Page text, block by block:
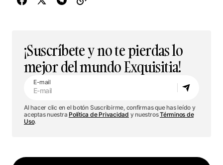
¡Suscríbete y no te pierdas lo
mejor del mundo Exquisitia!
E-mail
Al hacer clic en el botón Suscribirme, confirmas que has leído y
aceptas nuestra Política de Privacidad y nuestrosTérminos de
Uso.